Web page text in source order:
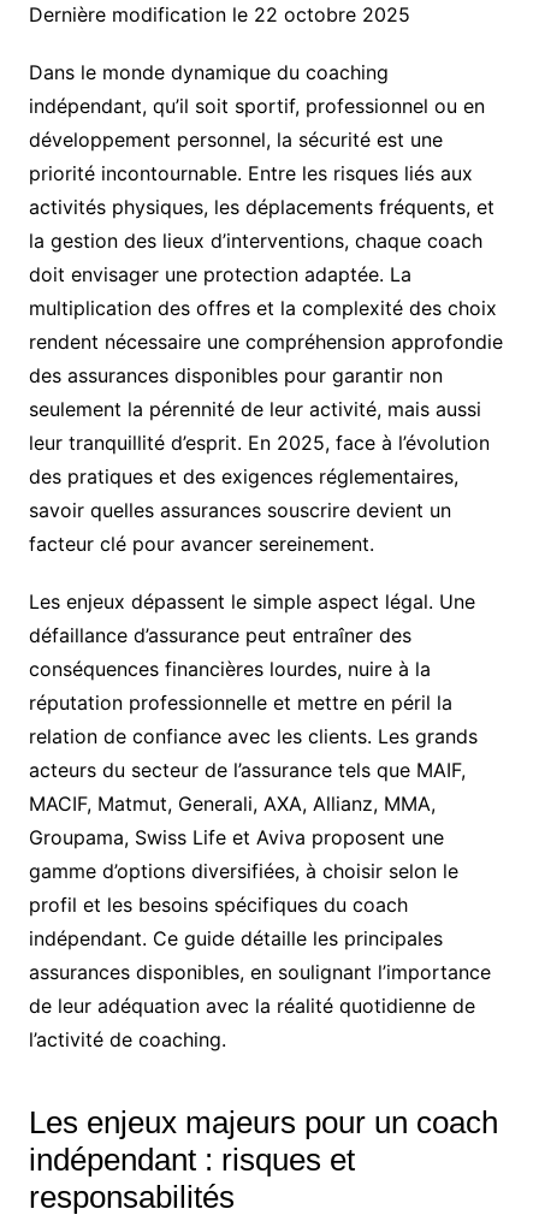
Dernière modification le 22 octobre 2025
Dans le monde dynamique du coaching
indépendant, qu’il soit sportif, professionnel ou en
développement personnel, la sécurité est une
priorité incontournable. Entre les risques liés aux
activités physiques, les déplacements fréquents, et
la gestion des lieux d’interventions, chaque coach
doit envisager une protection adaptée. La
multiplication des offres et la complexité des choix
rendent nécessaire une compréhension approfondie
des assurances disponibles pour garantir non
seulement la pérennité de leur activité, mais aussi
leur tranquillité d’esprit. En 2025, face à l’évolution
des pratiques et des exigences réglementaires,
savoir quelles assurances souscrire devient un
facteur clé pour avancer sereinement.
Les enjeux dépassent le simple aspect légal. Une
défaillance d’assurance peut entraîner des
conséquences financières lourdes, nuire à la
réputation professionnelle et mettre en péril la
relation de confiance avec les clients. Les grands
acteurs du secteur de l’assurance tels que MAIF,
MACIF, Matmut, Generali, AXA, Allianz, MMA,
Groupama, Swiss Life et Aviva proposent une
gamme d’options diversifiées, à choisir selon le
profil et les besoins spécifiques du coach
indépendant. Ce guide détaille les principales
assurances disponibles, en soulignant l’importance
de leur adéquation avec la réalité quotidienne de
l’activité de coaching.
Les enjeux majeurs pour un coach
indépendant : risques et
responsabilités